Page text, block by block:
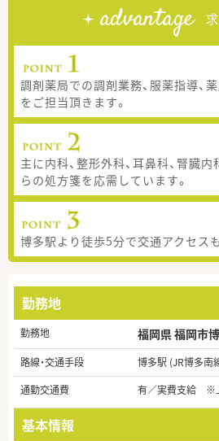
advantage
調剤薬局での調剤業務、服薬指導、
をご担当頂きます。
主に内科、整形外科、耳鼻科、腎臓内
らの処方箋を応需しています。
博多駅より徒歩5分で交通アクセス
勤務地
勤務地 福岡県 福岡市
路線・交通手段
博多駅 (JR博多南
通勤交通費
有／実費支給 ※
基本情報